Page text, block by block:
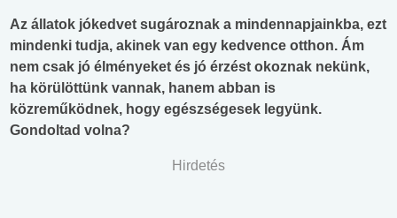
Az állatok jókedvet sugároznak a mindennapjainkba, ezt
mindenki tudja, akinek van egy kedvence otthon. Ám
nem csak jó élményeket és jó érzést okoznak nekünk,
ha körülöttünk vannak, hanem abban is
közreműködnek, hogy egészségesek legyünk.
Gondoltad volna?
Hirdetés